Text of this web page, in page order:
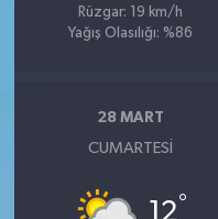
Rüzgar: 19 km/h
Yağış Olasılığı: %86
28 MART
CUMARTESI
12°